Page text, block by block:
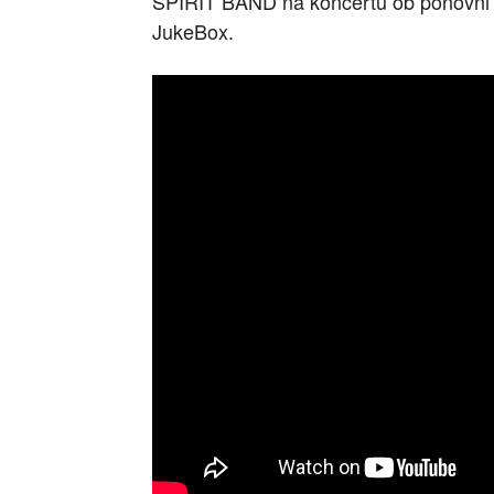
JukeBox.